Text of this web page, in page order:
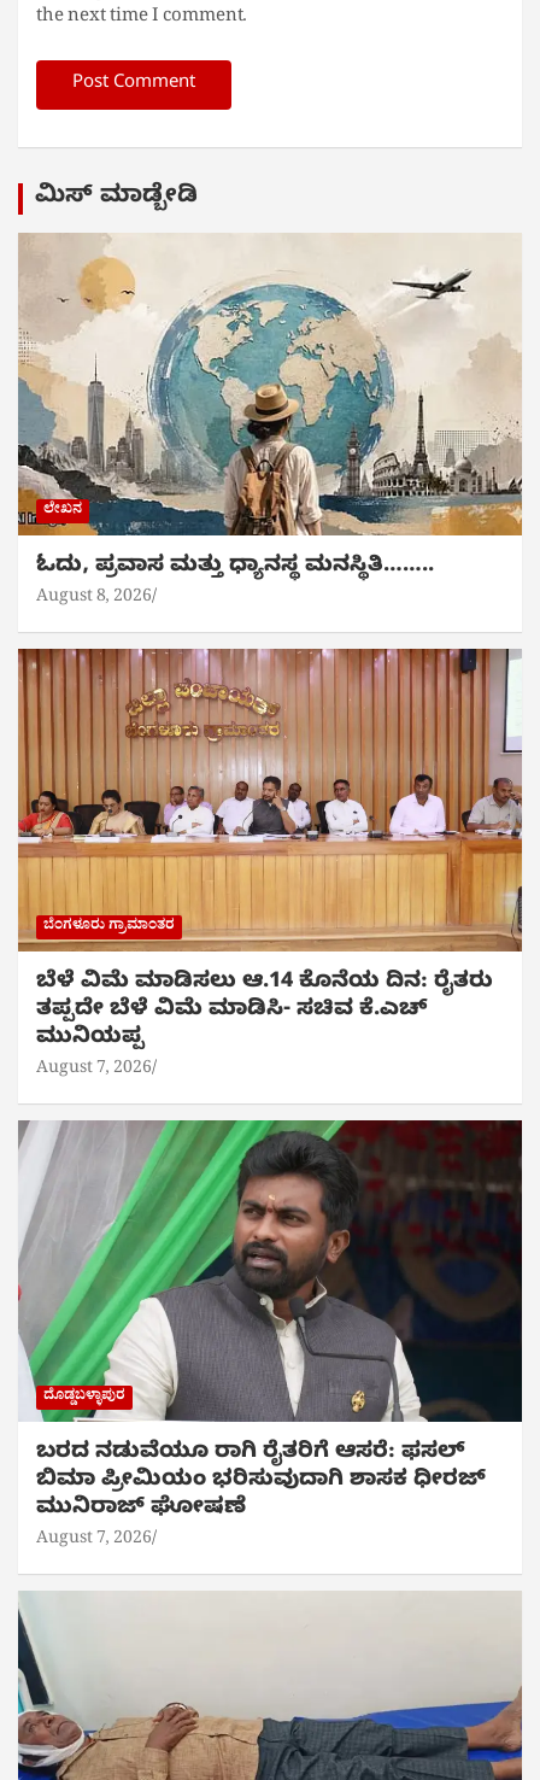
the next time I comment.
ಮಿಸ್ ಮಾಡ್ಬೇಡಿ
ಲೇಖನ
ಓದು, ಪ್ರವಾಸ ಮತ್ತು ಧ್ಯಾನಸ್ಥ ಮನಸ್ಥಿತಿ……..
August 8, 2026
ಬೆಂಗಳೂರು ಗ್ರಾಮಾಂತರ
ಬೆಳೆ ವಿಮೆ ಮಾಡಿಸಲು ಆ.14 ಕೊನೆಯ ದಿನ: ರೈತರು
ತಪ್ಪದೇ ಬೆಳೆ ವಿಮೆ ಮಾಡಿಸಿ- ಸಚಿವ ಕೆ.ಎಚ್
ಮುನಿಯಪ್ಪ
August 7, 2026
ದೊಡ್ಡಬಳ್ಳಾಪುರ
ಬರದ ನಡುವೆಯೂ ರಾಗಿ ರೈತರಿಗೆ ಆಸರೆ: ಫಸಲ್
ಬಿಮಾ ಪ್ರೀಮಿಯಂ ಭರಿಸುವುದಾಗಿ ಶಾಸಕ ಧೀರಜ್
ಮುನಿರಾಜ್ ಘೋಷಣೆ
August 7, 2026